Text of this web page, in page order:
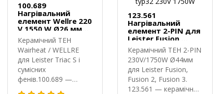
100.689
Нагрівальний
елемент Wellre 220
V 1550 W Ø26 мм
для Leister Triac S
Керамічний ТЕН
Wairheat / WELLRE
для Leister Triac S і
сумісних
фенів.100.689 —
керамічний нагріваль..
123.561
Нагрівальний
елемент 2-PIN для
Leister Fusion,
Fusion 2, Fusion 3
typ32 230V 1750W
Керамічний ТЕН 2-PIN
230V/1750W Ø44мм
для Leister Fusion,
Fusion 2, Fusion 3.
123.561 — керамічний